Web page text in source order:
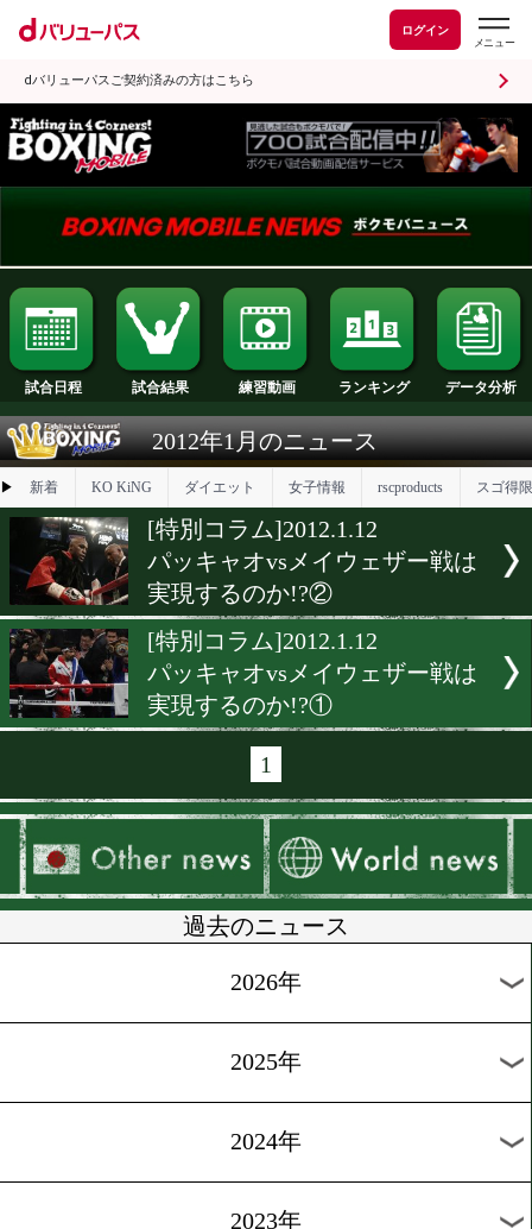
ログイン
dバリューパスご契約済みの方はこちら
試合日程 試合結果 練習動画 ランキング
2012年1月のニュース
▶ 新着 KO KiNG ダイエット
[特別コラム]2012.1.12
パッキャオvsメイウェザー
実現するのか!?②
[特別コラム]2012.1.12
パッキャオvsメイウェザー
実現するのか!?①
1
2026年